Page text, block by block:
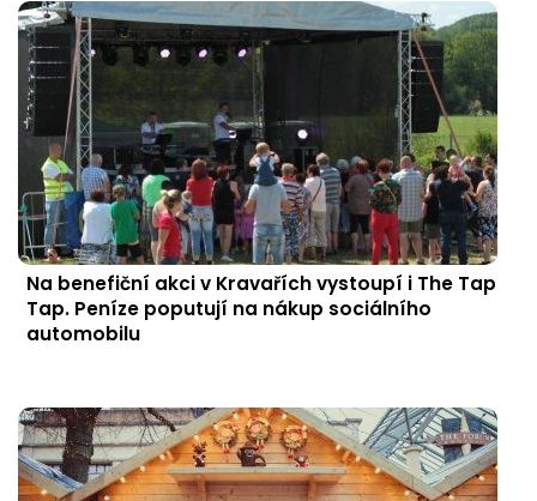
Na benefiční akci v Kravařích vystoupí i The Tap
Tap. Peníze poputují na nákup sociálního
automobilu